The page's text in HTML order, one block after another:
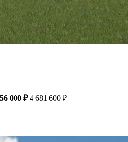
000 ₽ 4 681 600 ₽